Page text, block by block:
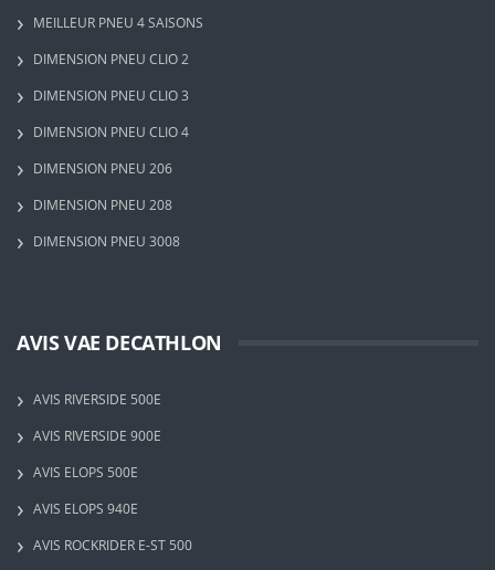
MEILLEUR PNEU 4 SAISONS
DIMENSION PNEU CLIO 2
DIMENSION PNEU CLIO 3
DIMENSION PNEU CLIO 4
DIMENSION PNEU 206
DIMENSION PNEU 208
DIMENSION PNEU 3008
AVIS VAE DECATHLON
AVIS RIVERSIDE 500E
AVIS RIVERSIDE 900E
AVIS ELOPS 500E
AVIS ELOPS 940E
AVIS ROCKRIDER E-ST 500